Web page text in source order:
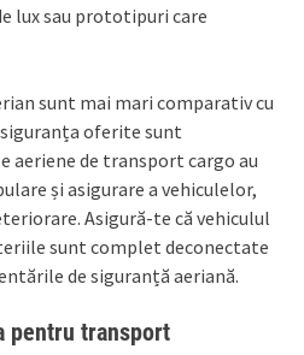
lux sau prototipuri care
sunt mai mari comparativ cu
oferite sunt
aeriene de transport cargo au
și asigurare a vehiculelor,
Asigură-te că vehiculul
sunt complet deconectate
de siguranță aeriană.
pentru transport